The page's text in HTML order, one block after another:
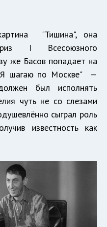
"Тишина", она
I Всесоюзного
же Басов попадает на
шагаю по Москве" —
был исполнять
чуть не со слезами
сыграл роль
известность как